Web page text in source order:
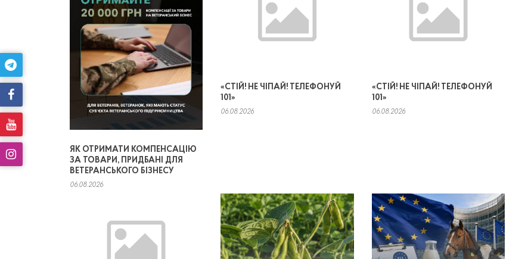
ЯК ОТРИМАТИ КОМПЕНСАЦІЮ
ЗА ТОВАРИ, ПРИДБАНІ ДЛЯ
ВЕТЕРАНСЬКОГО БІЗНЕСУ
06.08.2026
«СТІЙ! НЕ ЧІПАЙ! ТЕЛЕФОНУЙ
101»
06.08.2026
«СТІЙ! НЕ ЧІПАЙ! ТЕЛЕФОНУЙ
101»
06.08.2026